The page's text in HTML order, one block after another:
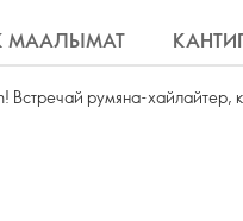
МААЛЫМАТ
Встречай румяна-хайлайтер,